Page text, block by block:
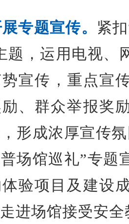
专题宣传。 紧
题，运用电视、
宣传，重点宣
、群众举报奖
形成浓厚宣传
场馆巡礼”专题
验项目及建设
进场馆接受安